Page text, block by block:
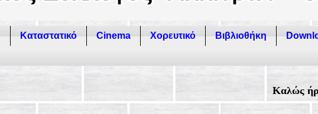
Καταστατικό Cinema Χορευτικό Βιβλιοθήκη
Καλώς ήρθατε στον